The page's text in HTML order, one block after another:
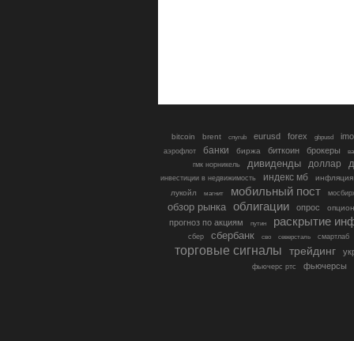
bitcoin brent cnyrub eurusd forex gbpusd
аэрофлот банки биржа биткоин брокеры
гмк норникель
дивиденды доллар
инвестиции в недвижимость индекс мб
инфляция
лукойл
магнит мобильный пост
обзор рынка облигации опрос
прогноз по акциям путин раскрытие
сбер сбербанк сво северсталь смартлаб
торговые сигналы трейдинг
фьючерс ртс фьючерсы